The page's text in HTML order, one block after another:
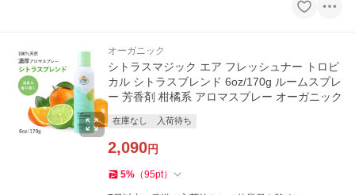
オーガニック
シトラスマジック エア フレッシュナー トロピ
カル シトラスブレンド 6oz/170g ルームスプレ
ー 芳香剤 柑橘系 アロマスプレー オーガニック
在庫なし 入荷待ち
2,090円
5% （95pt）